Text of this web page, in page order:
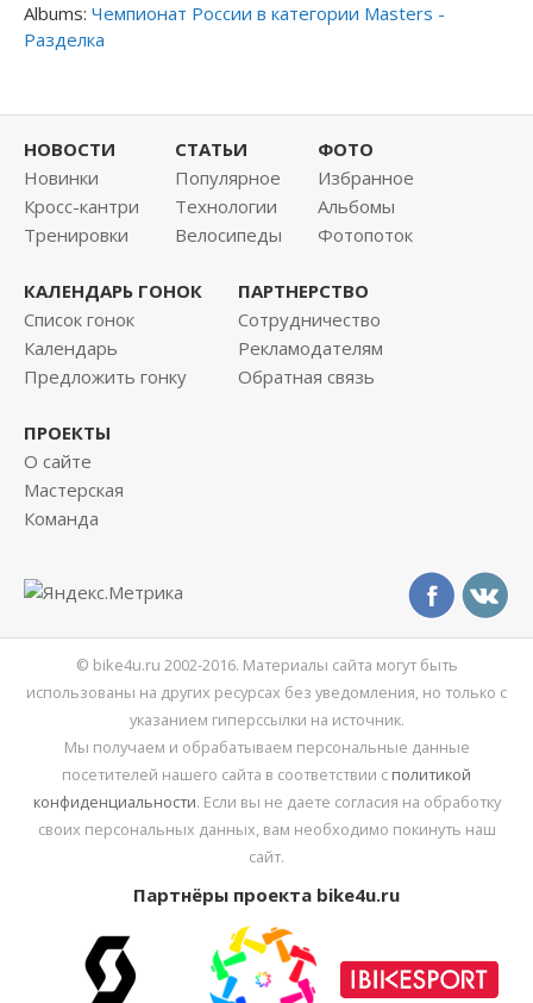
Albums: Чемпионат России в категории Masters -
Разделка
НОВОСТИ
Новинки
Кросс-кантри
Тренировки
СТАТЬИ
Популярное
Технологии
Велосипеды
ФОТО
Избранное
Альбомы
Фотопоток
КАЛЕНДАРЬ ГОНОК
Список гонок
Календарь
Предложить гонку
ПАРТНЕРСТВО
Сотрудничество
Рекламодателям
Обратная связь
ПРОЕКТЫ
О сайте
Мастерская
Команда
© bike4u.ru 2002-2016. Материалы сайта могут быть
использованы на других ресурсах без уведомления, но только с
указанием гиперссылки на источник.
Мы получаем и обрабатываем персональные данные
посетителей нашего сайта в соответствии с политикой
конфиденциальности. Если вы не даете согласия на обработку
своих персональных данных, вам необходимо покинуть наш
сайт.
Партнёры проекта bike4u.ru